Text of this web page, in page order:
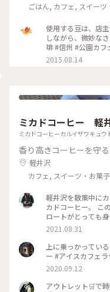
ごはん, カフェ, スイーツ
使用する豆は、店
しながら、微妙な
琲 #信州 #公園カフ
2015.08.14
ミカドコーヒー 軽
ミカドコーヒーカルイザワキュウ
香り高きコーヒーを守
軽井沢
カフェ, スイーツ・お菓子
軽井沢を散策中に
カドコーヒー。 こ
2021.08.31
上に乗っかっているクッ
ー #アイスカフェ
2020.09.12
アウトレット🛒で